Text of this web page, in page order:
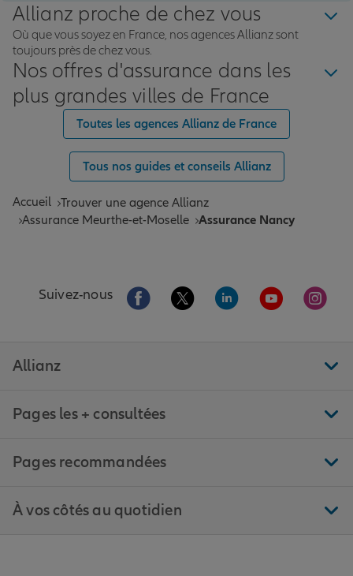
Allianz proche de chez vous
Où que vous soyez en France, nos agences Allianz sont
toujours près de chez vous.
Nos offres d'assurance dans les
plus grandes villes de France
Toutes les agences Allianz de France
Tous nos guides et conseils Allianz
Accueil Trouver une agence Allianz
Assurance Meurthe-et-Moselle Assurance Nancy
Suivez-nous Aller sur la page Facebook de Allianz
Aller sur la page Twitter de
Aller sur la page
Aller sur la
Aller
Allianz
Pages les + consultées
Pages recommandées
À vos côtés au quotidien